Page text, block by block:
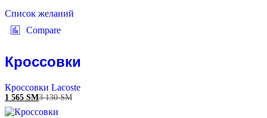
Список желаний
Compare
Кроссовки
Кроссовки Lacoste
1 565 ЅМ3 130ЅМ